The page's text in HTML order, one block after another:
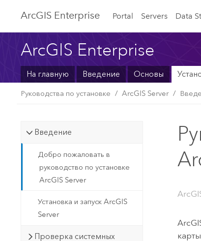
ArcGIS Enterprise Portal Servers Data
ArcGIS Enterprise
На главную Введение Основы
Руководства по установке ArcGIS Server
Введение
Добро пожаловать в
руководство по установке
ArcGIS Server
Установка и запуск ArcGIS
Server
Проверка системных